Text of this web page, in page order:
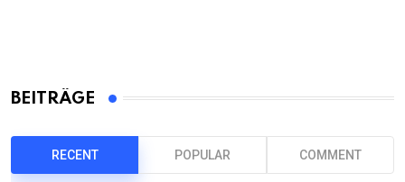
BEITRÄGE
RECENT POPULAR COMMENT